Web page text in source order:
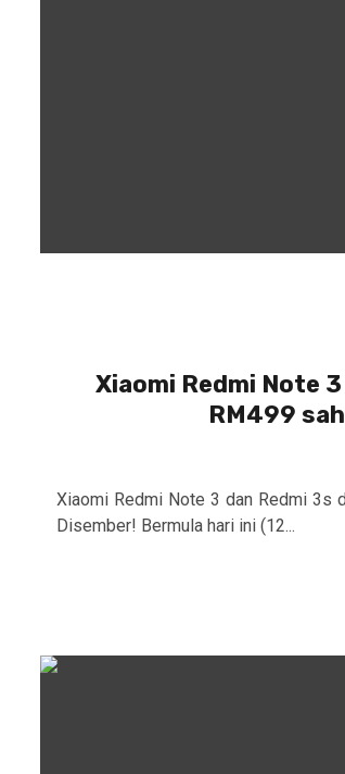
Xiaomi Redmi Note
RM499
Xiaomi Redmi Note 3 dan Redmi 3s
Disember! Bermula hari ini (12...